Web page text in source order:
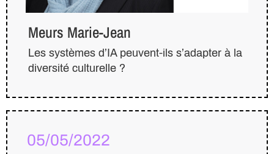
Meurs Marie-Jean
Les systèmes d’IA peuvent-ils s’adapter à la
diversité culturelle ?
05/05/2022